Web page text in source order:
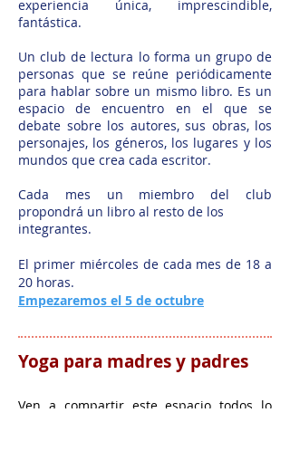
experiencia única, imprescindible,
fantástica.
Un club de lectura lo forma un grupo de
personas que se reúne periódicamente
para hablar sobre un mismo libro. Es un
espacio de encuentro en el que se
debate sobre los autores, sus obras, los
personajes, los géneros, los lugares y los
mundos que crea cada escritor.
Cada mes un miembro del club
propondrá un libro al resto de los
integrantes.
El primer miércoles de cada mes de 18 a
20 horas.
Empezaremos el 5 de octubre
Yoga para madres y padres
Ven a compartir este espacio todos lo